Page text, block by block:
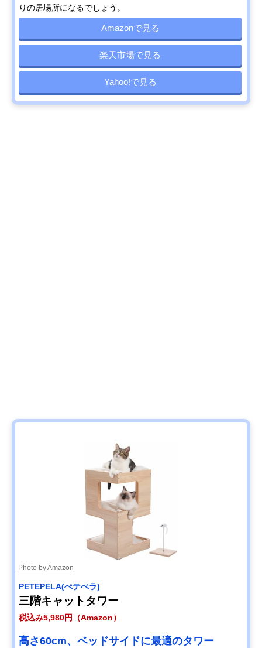
りの居場所になるでしょう。
Amazonで見る
楽天市場で見る
Yahoo!で見る
Photo by Amazon
PETEPELA(ぺテぺラ)
三階キャットタワー
税込み5,980円（Amazon）
高さ60cm、ベッドサイドに最適のタワー